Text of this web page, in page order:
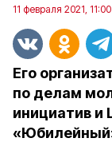
11 февраля 2021, 11:00
Его
по делам
инициатив и